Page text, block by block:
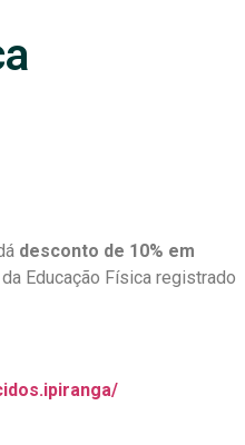
desconto de 10% em
Educação Física registrado